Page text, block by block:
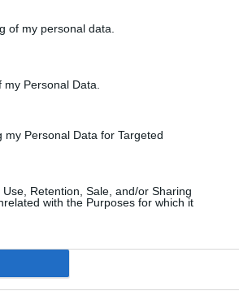
of my personal data.
Personal Data.
Personal Data for Targeted
Retention, Sale, and/or Sharing
with the Purposes for which it
Szan Szu Kí kilenc város
és a felkelők között szítottak
a szolgáltatást májusban, 800 ezer
tartozik, melynek olvasása
belüli